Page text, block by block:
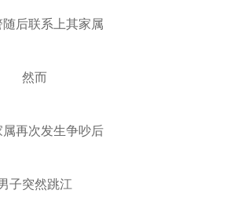
随后联系上其家属
然而
属再次发生争吵后
子突然跳江